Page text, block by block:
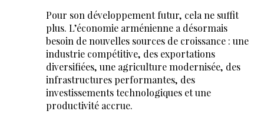
Pour son développement futur, cela ne suffit
plus. L’économie arménienne a désormais
besoin de nouvelles sources de croissance : une
industrie compétitive, des exportations
diversifiées, une agriculture modernisée, des
infrastructures performantes, des
investissements technologiques et une
productivité accrue.